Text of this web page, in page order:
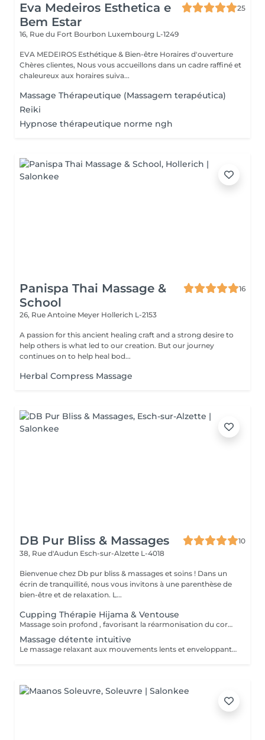
Eva Medeiros Esthetica e
Bem Estar
25
16, Rue du Fort Bourbon Luxembourg L-1249
EVA MEDEIROS Esthétique & Bien-être Horaires d'ouverture
Chères clientes, Nous vous accueillons dans un cadre raffiné et
chaleureux aux horaires suiva...
Massage Thérapeutique (Massagem terapéutica)
Reiki
Hypnose thérapeutique norme ngh
Panispa Thai Massage &
School
16
26, Rue Antoine Meyer Hollerich L-2153
A passion for this ancient healing craft and a strong desire to
help others is what led to our creation. But our journey
continues on to help heal bod...
Herbal Compress Massage
DB Pur Bliss & Massages
10
38, Rue d'Audun Esch-sur-Alzette L-4018
Bienvenue chez Db pur bliss & massages et soins ! Dans un
écrin de tranquillité, nous vous invitons à une parenthèse de
bien-être et de relaxation. L...
Cupping Thérapie Hijama & Ventouse
Massage soin profond , favorisant la réarmonisation du corp et de l'esprit . Tensions musculaires , articulaires , régénération , améliore les défenses immunitaire . Soulage les douleurs chroniques de multiples maladies, tensions nerveuses , migraines. Et bien plus encore .
Massage détente intuitive
Le massage relaxant aux mouvements lents et enveloppants, idéal pour relâcher les tensions et apaiser l'esprit. .